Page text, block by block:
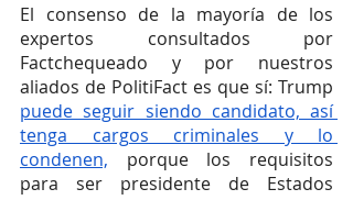
El consenso de la mayoría de los
expertos consultados por
Factchequeado y por nuestros
puede seguir siendo candidato, así
tenga cargos criminales y lo
condenen, porque los requisitos
para ser presidente de Estados